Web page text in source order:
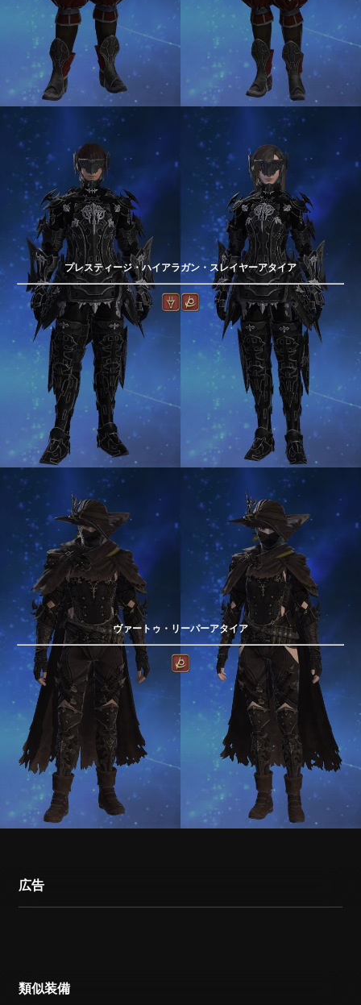
プレスティージ・ハイアラガン・スレイヤーアタイア
ヴァートゥ・リーパーアタイア
広告
類似装備